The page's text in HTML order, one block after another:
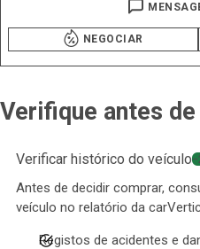
NEGOCIAR
Verifique antes
Verificar histórico do veículo
Antes de decidir comprar,
veículo no relatório da
Registos de acidentes e